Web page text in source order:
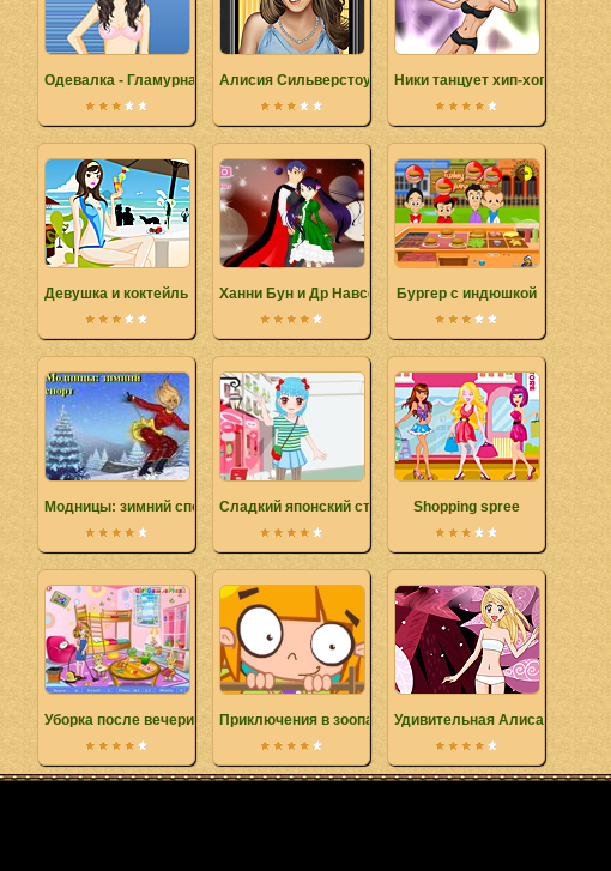
Одевалка - Гламурная красоткаАлисия Сильверстоун Ники танцует хип-хоп
Девушка и коктейль Ханни Бун и Др НавсегдаБургер с индюшкой
Модницы: зимний спорт Сладкий японский стиль Shopping spree
Уборка после вечеринки ко Дню Святого Валентина
Приключения в зоопаркеУдивительная Алиса